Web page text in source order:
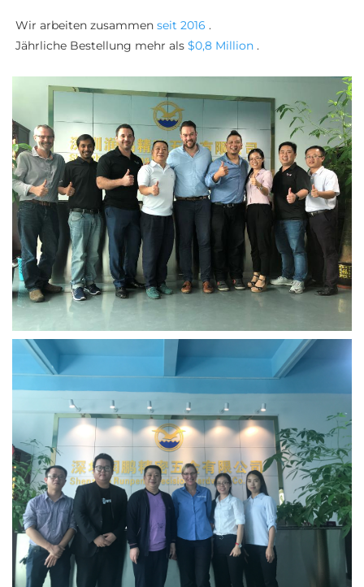
Wir arbeiten zusammen seit 2016 .
Jährliche Bestellung mehr als $0,8 Million .